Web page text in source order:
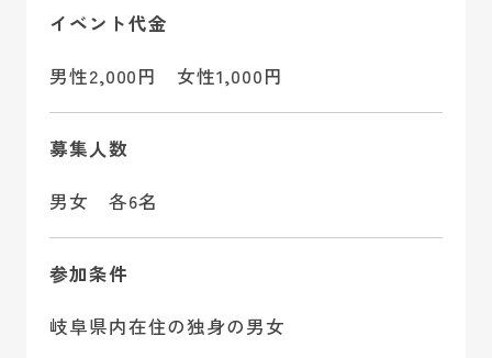
イベント代金
男性2,000円 女性1,000円
募集人数
男女 各6名
参加条件
岐阜県内在住の独身の男女